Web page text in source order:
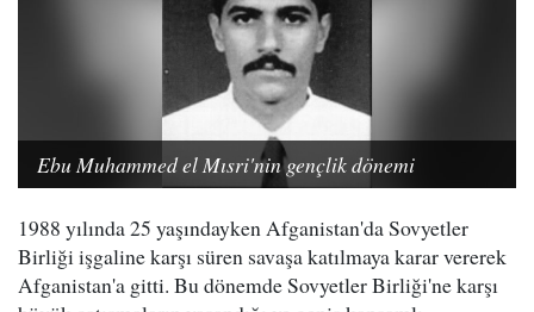
Ebu Muhammed el Mısri'nin gençlik dönemi
1988 yılında 25 yaşındayken Afganistan'da Sovyetler
Birliği işgaline karşı süren savaşa katılmaya karar vererek
Afganistan'a gitti. Bu dönemde Sovyetler Birliği'ne karşı